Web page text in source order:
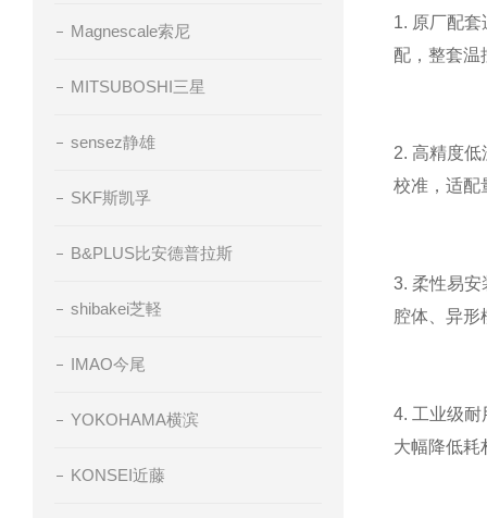
Magnescale索尼
MITSUBOSHI三星
sensez静雄
SKF斯凯孚
B&PLUS比安德普拉斯
shibakei芝軽
IMAO今尾
YOKOHAMA横滨
KONSEI近藤
1. 原厂配
配，整套温
2. 高精度
校准，适配
3. 柔性易
腔体、异形
4. 工业级
大幅降低耗